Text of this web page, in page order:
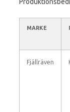
MARKE
Fjällräven